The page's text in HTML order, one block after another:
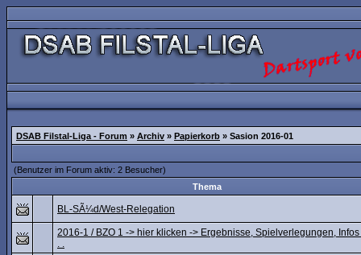
DSAB Filstal-Liga - Forum » Archiv » Papierkorb » Sasion 2016-01
(Benutzer im Forum aktiv: 2 Besucher)
Thema
BL-SÃ¼d/West-Relegation
2016-1 / BZO 1 -> hier klicken -> Ergebnisse, Spielverlegungen, Infos
. .